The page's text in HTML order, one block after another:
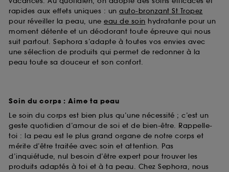
rapides aux effets uniques : un auto-bronzant St Tropez
pour réveiller la peau, une eau de soin hydratante pour un
moment détente et un déodorant toute épreuve qui nous
suit partout. Sephora s’adapte à toutes vos envies avec
une sélection de produits qui permet de redonner à la
peau toute sa douceur et son confort.
Soin du corps : Aime ta peau
Le soin du corps est bien plus qu’une nécessité ; c’est un
geste quotidien d’amour de soi et de bien-être. Rappelle-
toi : la peau est le plus grand organe de notre corps et
mérite d’être traitée avec soin et attention. Pas
d’inquiétude, nul besoin d’être expert pour trouver les
produits adaptés à toi et à ta peau. Chez Sephora, nous